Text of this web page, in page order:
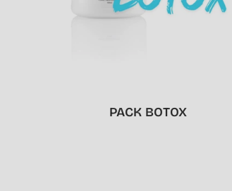
PACK BOTOX